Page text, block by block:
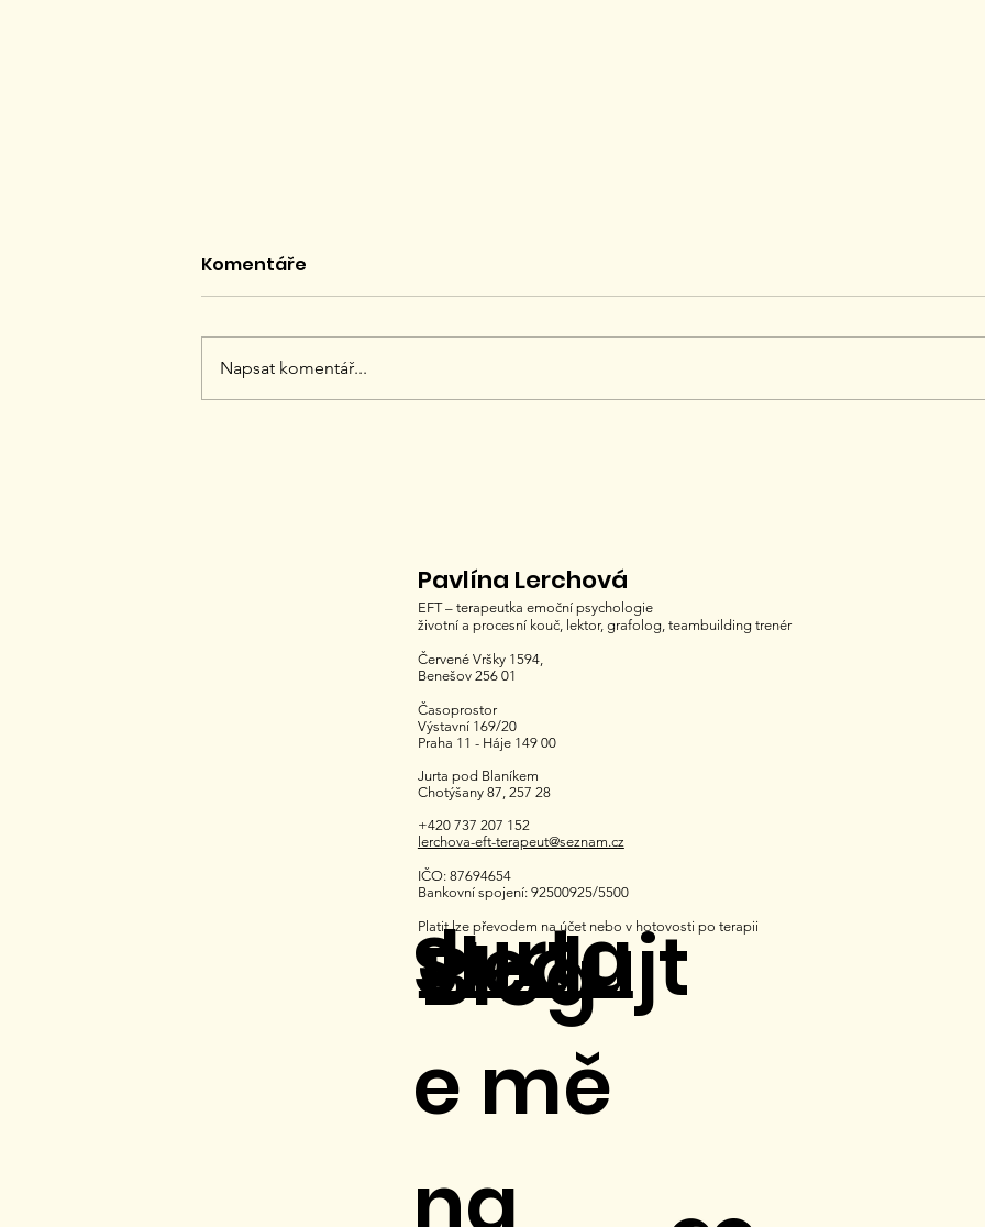
Komentáře
Napsat komentář...
Pavlína Lerchová
EFT – terapeutka emoční psychologie
životní a procesní kouč, lektor, grafolog, teambuilding trenér
Červené Vršky 1594,
Benešov 256 01
Časoprostor
Výstavní 169/20
Praha 11 - Háje 149 00
Jurta pod Blaníkem
Chotýšany 87, 257 28
+420 737 207 152
lerchova-eft-terapeut@seznam.cz
IČO: 87694654
Bankovní spojení: 92500925/5500
Platit lze převodem na účet nebo v hotovosti po terapii
Jurta
Blog
Sledujt
e mě
na